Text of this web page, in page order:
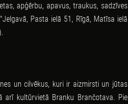
apģērbu, apavus, traukus, sadzīves
Pasta ielā 51, Rīgā, Matīsa ielā
un cilvēkus, kuri ir aizmirsti un jūtas
arī kultūrvietā Branku Brančotava. Pie